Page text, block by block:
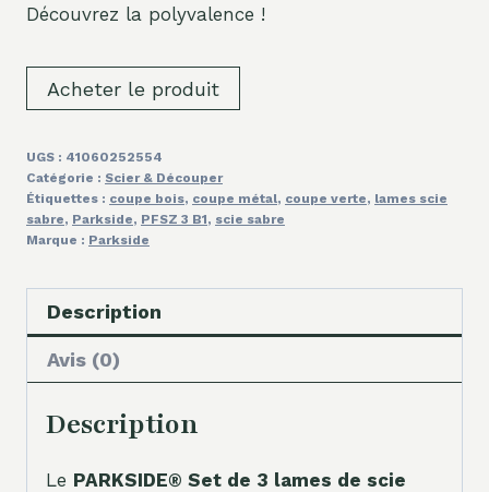
Découvrez la polyvalence !
Acheter le produit
UGS : 41060252554
Catégorie : Scier & Découper
Étiquettes : coupe bois, coupe métal, coupe verte, lames scie
sabre, Parkside, PFSZ 3 B1, scie sabre
Marque : Parkside
Description
Avis (0)
Description
Le PARKSIDE® Set de 3 lames de scie